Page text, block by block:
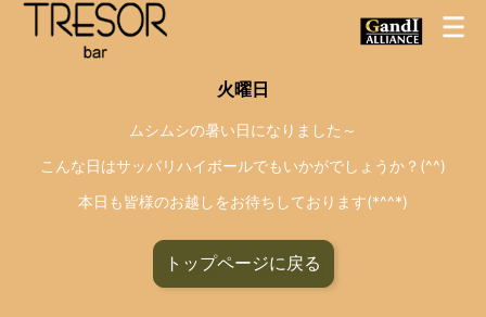
火曜日
ムシムシの暑い日になりました～
こんな日はサッパリハイボールでもいかがでしょうか？(^^)
本日も皆様のお越しをお待ちしております(*^^*)
トップページに戻る